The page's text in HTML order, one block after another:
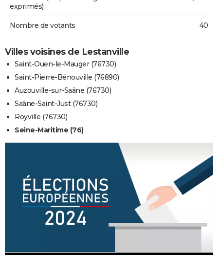
exprimés)
Nombre de votants 40
Villes voisines de Lestanville
Saint-Ouen-le-Mauger (76730)
Saint-Pierre-Bénouville (76890)
Auzouville-sur-Saâne (76730)
Saâne-Saint-Just (76730)
Royville (76730)
Seine-Maritime (76)